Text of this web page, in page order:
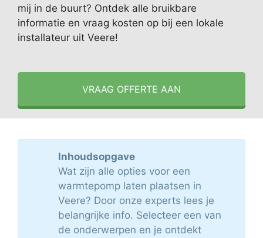
mij in de buurt? Ontdek alle bruikbare
informatie en vraag kosten op bij een lokale
installateur uit Veere!
VRAAG OFFERTE AAN
Inhoudsopgave
Wat zijn alle opties voor een
warmtepomp laten plaatsen in
Veere? Door onze experts lees je
belangrijke info. Selecteer een van
de onderwerpen en je ontdekt